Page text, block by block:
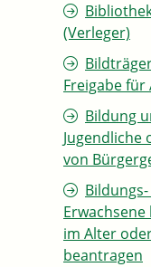
(Verleger)
Freigabe
Bildung
Jugendliche
von
im Alter
beantragen